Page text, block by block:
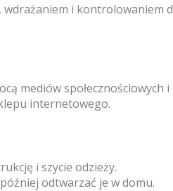
i
mediów społecznościowych
internetowego.
i szycie odzieży.
odtwarzać je w domu.